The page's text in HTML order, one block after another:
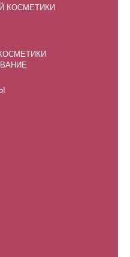
КОСМЕТИКИ